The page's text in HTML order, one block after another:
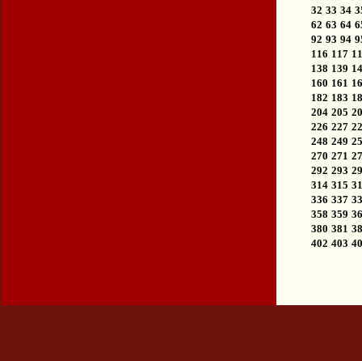
32 33 34
62 63 64
92 93 94
116 117
138 139
160 161
182 183
204 205
226 227
248 249
270 271
292 293
314 315
336 337
358 359
380 381
402 403